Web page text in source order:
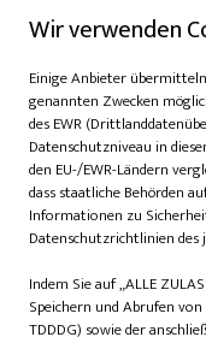
Was diesen Club
Club, der Wert auf
genießen auch mal
ein Mitglied
auch Raum für
von einem Krebsfall
still. Die Nähe zum
Was bleibt, ist mehr
Wir verwenden
Einige Anbieter
genannten Zwecken
des EWR
Datenschutzniveau in
den EU-/EWR-Ländern
dass staatliche Behörden
Informationen zu
Datenschutzrichtlinien des
Indem Sie auf „ALLE
Speichern und Abrufen
TDDDG) sowie der